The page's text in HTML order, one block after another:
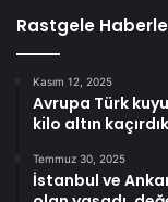
Rastgele
Kasım 12, 2025
Avrupa Türk
kilo altın
Temmuz 30, 2025
İstanbul ve